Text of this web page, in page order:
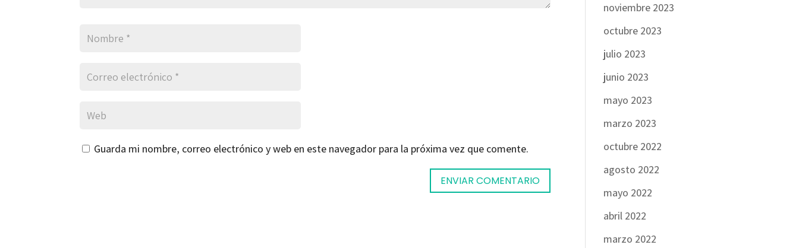
Guarda mi nombre, correo electrónico y web en este navegador para la próxima vez que comente.
noviembre 2023
octubre 2023
julio 2023
junio 2023
mayo 2023
marzo 2023
octubre 2022
agosto 2022
mayo 2022
abril 2022
marzo 2022